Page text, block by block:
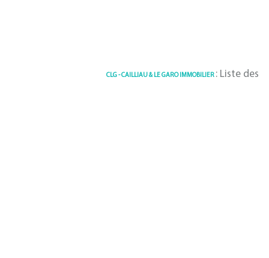
CLG - CAILLIAU & LE GARO IMMOBILIER: Liste des Biens par